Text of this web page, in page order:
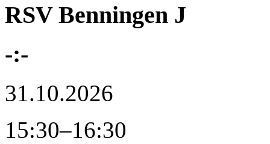
RSV Benningen J
-:-
31.10.2026
15:30–16:30